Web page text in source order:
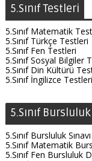
5.Sınıf Testleri
5.Sınıf Matematik
5.Sınıf Türkçe Testleri
5.Sınıf Fen Testleri
5.Sınıf Sosyal Bilgiler
5.Sınıf Din Kültürü
5.Sınıf İngilizce Testleri
5.Sınıf Bursluluk
5.Sınıf Bursluluk
5.Sınıf Matematik
5.Sınıf Fen Bursluluk